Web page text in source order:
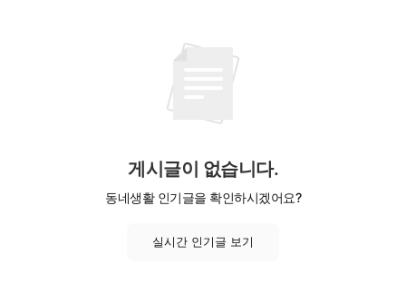
게시글이 없습니다.
동네생활 인기글을 확인하시겠어요?
실시간 인기글 보기